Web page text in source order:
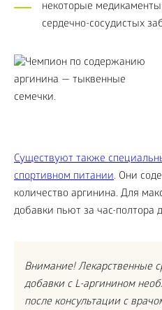
некоторые
сердечно-сосудистых
Существуют также
спортивном питании. Они
количество аргинина. Для
добавки пьют за час-полтора
Внимание! Лекарственные
добавки с L-аргинином
после консультации с